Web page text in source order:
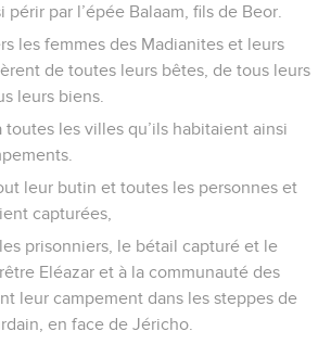
périr par l’épée Balaam, fils de Beor.
les femmes des Madianites et leurs
de toutes leurs bêtes, de tous leurs
leurs biens.
toutes les villes qu’ils habitaient ainsi
leur butin et toutes les personnes et
capturées,
prisonniers, le bétail capturé et le
Eléazar et à la communauté des
leur campement dans les steppes de
en face de Jéricho.